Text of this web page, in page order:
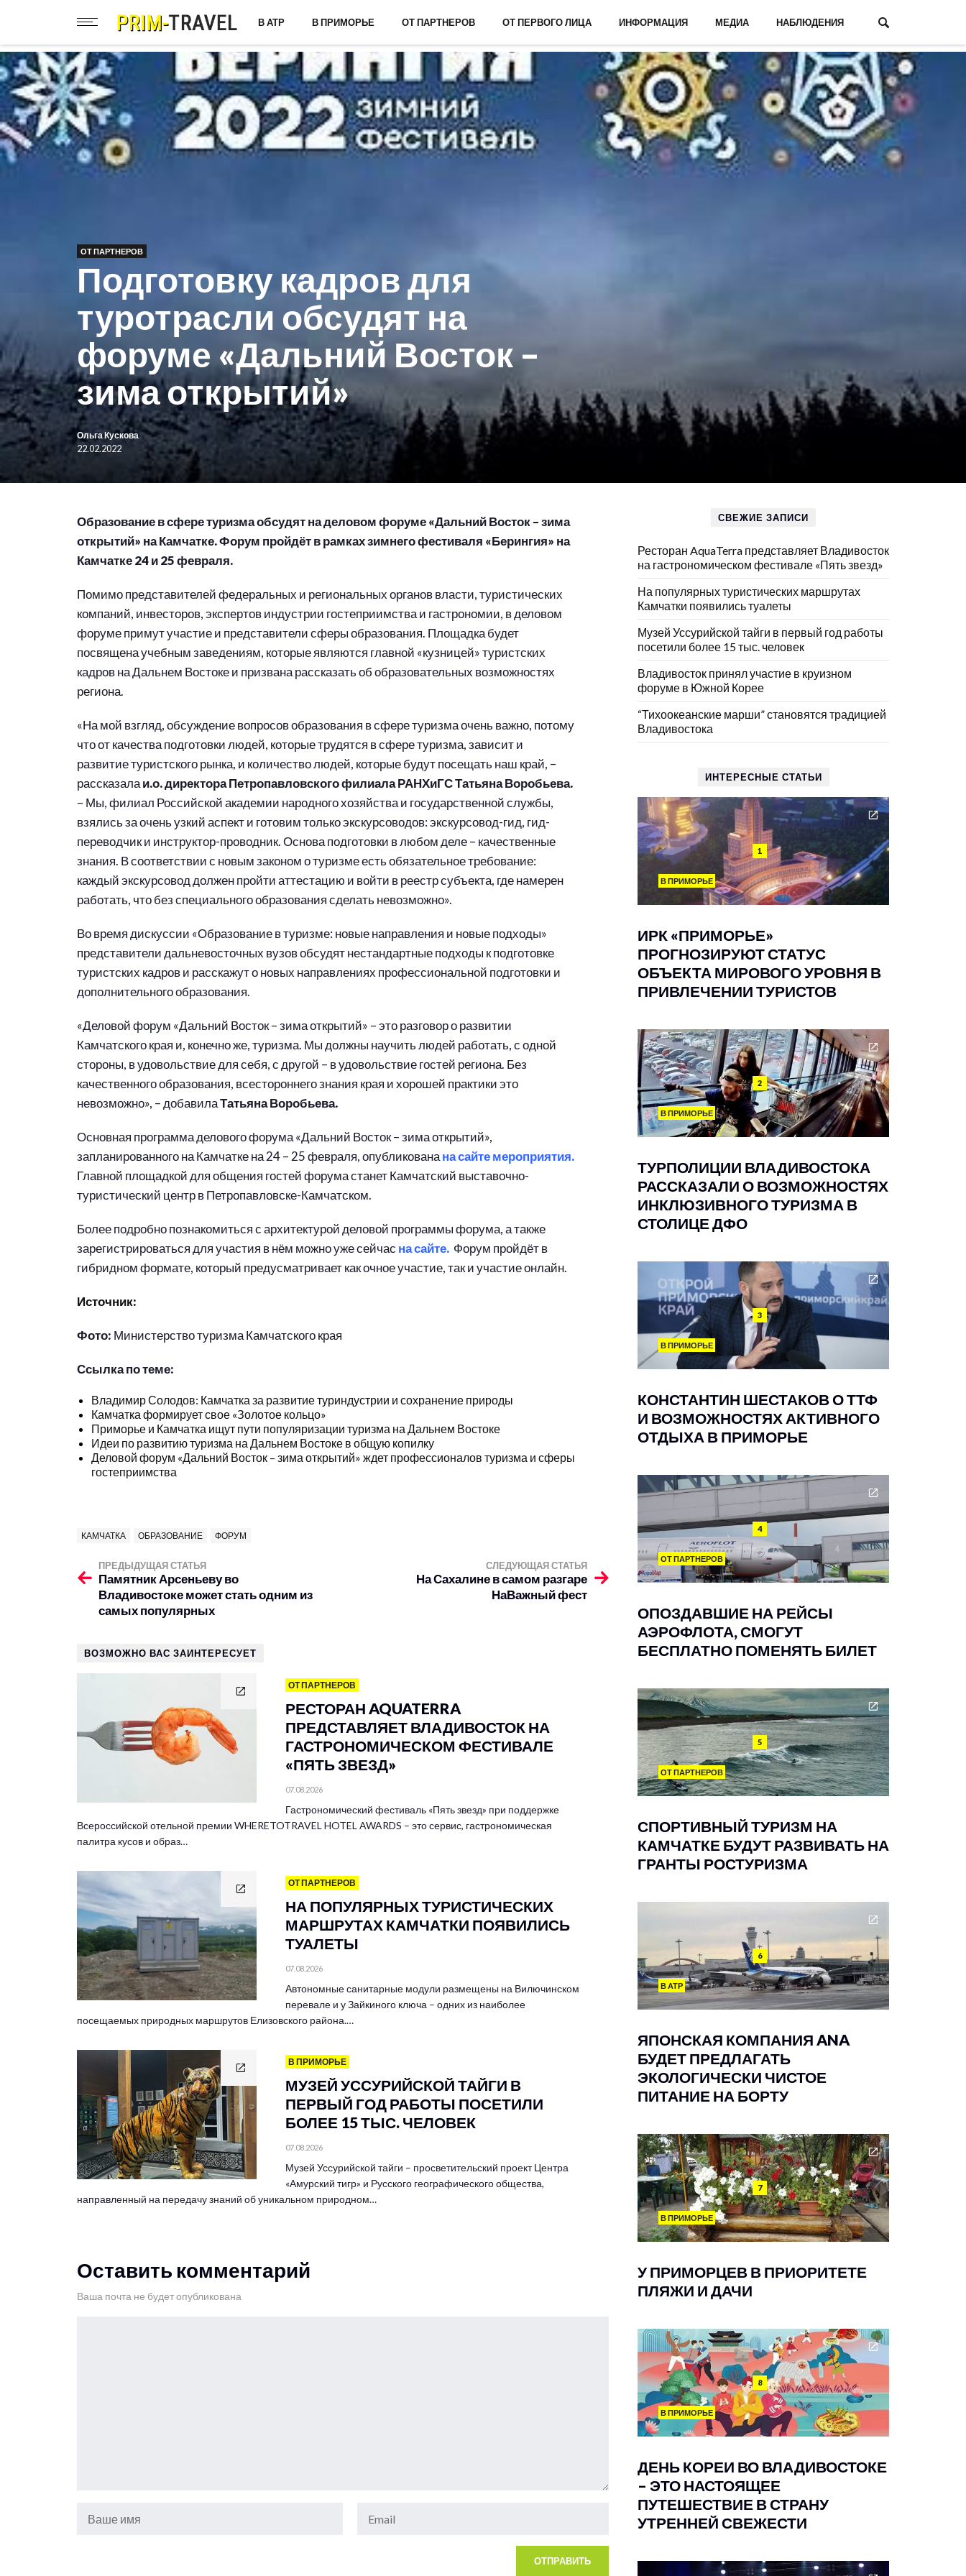
В АТР В ПРИМОРЬЕ ОТ ПАРТНЕРОВ ОТ ПЕРВОГО ЛИЦА ИНФОРМАЦИЯ МЕДИА НАБЛЮДЕНИЯ
ОТ ПАРТНЕРОВ
Подготовку кадров для
туротрасли обсудят на
форуме «Дальний Восток –
зима открытий»
Ольга Кускова
22.02.2022
Образование в сфере туризма обсудят на деловом форуме «Дальний Восток – зима
открытий» на Камчатке. Форум пройдёт в рамках зимнего фестиваля «Берингия» на
Камчатке 24 и 25 февраля.
Помимо представителей федеральных и региональных органов власти, туристических
компаний, инвесторов, экспертов индустрии гостеприимства и гастрономии, в деловом
форуме примут участие и представители сферы образования. Площадка будет
посвящена учебным заведениям, которые являются главной «кузницей» туристских
кадров на Дальнем Востоке и призвана рассказать об образовательных возможностях
региона.
«На мой взгляд, обсуждение вопросов образования в сфере туризма очень важно, потому
что от качества подготовки людей, которые трудятся в сфере туризма, зависит и
развитие туристского рынка, и количество людей, которые будут посещать наш край, –
рассказалаи.о. директора Петропавловского филиала РАНХиГС Татьяна Воробьева.
– Мы, филиал Российской академии народного хозяйства и государственной службы,
взялись за очень узкий аспект и готовим только экскурсоводов: экскурсовод-гид, гид-
переводчик и инструктор-проводник. Основа подготовки в любом деле – качественные
знания. В соответствии с новым законом о туризме есть обязательное требование:
каждый экскурсовод должен пройти аттестацию и войти в реестр субъекта, где намерен
работать, что без специального образования сделать невозможно».
Во время дискуссии «Образование в туризме: новые направления и новые подходы»
представители дальневосточных вузов обсудят нестандартные подходы к подготовке
туристских кадров и расскажут о новых направлениях профессиональной подготовки и
дополнительного образования.
«Деловой форум «Дальний Восток – зима открытий» – это разговор о развитии
Камчатского края и, конечно же, туризма. Мы должны научить людей работать, с одной
стороны, в удовольствие для себя, с другой – в удовольствие гостей региона. Без
качественного образования, всестороннего знания края и хорошей практики это
невозможно», – добавилаТатьяна Воробьева.
Основная программа делового форума «Дальний Восток – зима открытий»,
запланированного на Камчатке на 24 – 25 февраля, опубликованана сайте мероприятия.
Главной площадкой для общения гостей форума станет Камчатский выставочно-
туристический центр в Петропавловске-Камчатском.
Более подробно познакомиться с архитектурой деловой программы форума, а также
зарегистрироваться для участия в нём можно уже сейчас на сайте. Форум пройдёт в
гибридном формате, который предусматривает как очное участие, так и участие онлайн.
Источник:
Фото: Министерство туризма Камчатского края
Ссылка по теме:
Владимир Солодов: Камчатка за развитие туриндустрии и сохранение природы
Камчатка формирует свое «Золотое кольцо»
Приморье и Камчатка ищут пути популяризации туризма на Дальнем Востоке
Идеи по развитию туризма на Дальнем Востоке в общую копилку
Деловой форум «Дальний Восток – зима открытий» ждет профессионалов туризма и сферы
гостеприимства
КАМЧАТКА ОБРАЗОВАНИЕ ФОРУМ
ПРЕДЫДУЩАЯ СТАТЬЯ
Памятник Арсеньеву во
Владивостоке может стать одним из
самых популярных
СЛЕДУЮЩАЯ СТАТЬЯ
На Сахалине в самом разгаре
НаВажный фест
ВОЗМОЖНО ВАС ЗАИНТЕРЕСУЕТ
ОТ ПАРТНЕРОВ
РЕСТОРАН AQUATERRA
ПРЕДСТАВЛЯЕТ ВЛАДИВОСТОК НА
ГАСТРОНОМИЧЕСКОМ ФЕСТИВАЛЕ
«ПЯТЬ ЗВЕЗД»
07.08.2026
Гастрономический фестиваль «Пять звезд» при поддержке
Всероссийской отельной премии WHERETOTRAVEL HOTEL AWARDS – это сервис, гастрономическая
палитра кусов и образ…
ОТ ПАРТНЕРОВ
НА ПОПУЛЯРНЫХ ТУРИСТИЧЕСКИХ
МАРШРУТАХ КАМЧАТКИ ПОЯВИЛИСЬ
ТУАЛЕТЫ
07.08.2026
Автономные санитарные модули размещены на Вилючинском
перевале и у Зайкиного ключа – одних из наиболее
посещаемых природных маршрутов Елизовского района.…
В ПРИМОРЬЕ
МУЗЕЙ УССУРИЙСКОЙ ТАЙГИ В
ПЕРВЫЙ ГОД РАБОТЫ ПОСЕТИЛИ
БОЛЕЕ 15 ТЫС. ЧЕЛОВЕК
07.08.2026
Музей Уссурийской тайги – просветительский проект Центра
«Амурский тигр» и Русского географического общества,
направленный на передачу знаний об уникальном природном…
Оставить комментарий
Ваша почта не будет опубликована
СВЕЖИЕ ЗАПИСИ
Ресторан AquaTerra представляет Владивосток
на гастрономическом фестивале «Пять звезд»
На популярных туристических маршрутах
Камчатки появились туалеты
Музей Уссурийской тайги в первый год работы
посетили более 15 тыс. человек
Владивосток принял участие в круизном
форуме в Южной Корее
“Тихоокеанские марши” становятся традицией
Владивостока
ИНТЕРЕСНЫЕ СТАТЬИ
1
В ПРИМОРЬЕ
ИРК «ПРИМОРЬЕ»
ПРОГНОЗИРУЮТ СТАТУС
ОБЪЕКТА МИРОВОГО УРОВНЯ В
ПРИВЛЕЧЕНИИ ТУРИСТОВ
2
В ПРИМОРЬЕ
ТУРПОЛИЦИИ ВЛАДИВОСТОКА
РАССКАЗАЛИ О ВОЗМОЖНОСТЯХ
ИНКЛЮЗИВНОГО ТУРИЗМА В
СТОЛИЦЕ ДФО
3
В ПРИМОРЬЕ
КОНСТАНТИН ШЕСТАКОВ О ТТФ
И ВОЗМОЖНОСТЯХ АКТИВНОГО
ОТДЫХА В ПРИМОРЬЕ
4
ОТ ПАРТНЕРОВ
ОПОЗДАВШИЕ НА РЕЙСЫ
АЭРОФЛОТА, СМОГУТ
БЕСПЛАТНО ПОМЕНЯТЬ БИЛЕТ
5
ОТ ПАРТНЕРОВ
СПОРТИВНЫЙ ТУРИЗМ НА
КАМЧАТКЕ БУДУТ РАЗВИВАТЬ НА
ГРАНТЫ РОСТУРИЗМА
6
В АТР
ЯПОНСКАЯ КОМПАНИЯ ANA
БУДЕТ ПРЕДЛАГАТЬ
ЭКОЛОГИЧЕСКИ ЧИСТОЕ
ПИТАНИЕ НА БОРТУ
7
В ПРИМОРЬЕ
У ПРИМОРЦЕВ В ПРИОРИТЕТЕ
ПЛЯЖИ И ДАЧИ
8
В ПРИМОРЬЕ
ДЕНЬ КОРЕИ ВО ВЛАДИВОСТОКЕ
– ЭТО НАСТОЯЩЕЕ
ПУТЕШЕСТВИЕ В СТРАНУ
УТРЕННЕЙ СВЕЖЕСТИ